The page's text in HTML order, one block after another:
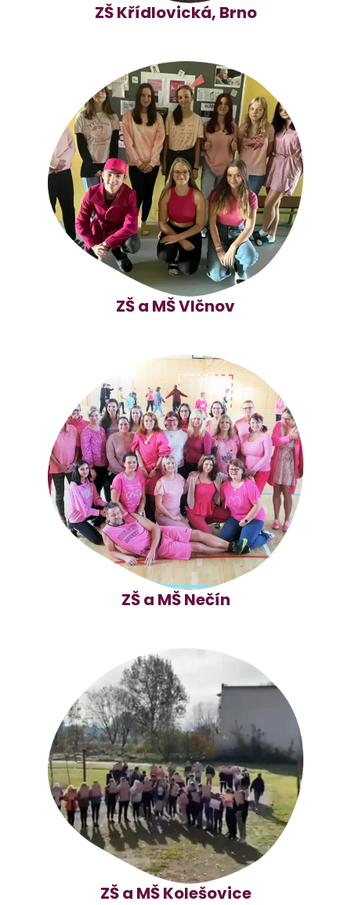
ZŠ Křídlovická, Brno
ZŠ a MŠ Vlčnov
ZŠ a MŠ Nečín
ZŠ a MŠ Kolešovice